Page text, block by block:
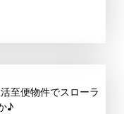
至便物件でスローラ
♪